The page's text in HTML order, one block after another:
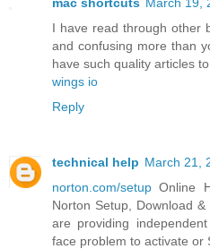
I have read through other
and confusing more than
have such quality articles
wings io
Reply
technical help March 21,
norton.com/setup Online
Norton Setup, Download
are providing
face problem to activate or